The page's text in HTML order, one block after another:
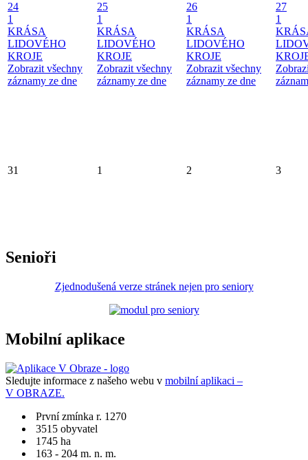
24
1
KRÁSA
LIDOVÉHO
KROJE
Zobrazit všechny
záznamy ze dne
25
1
KRÁSA
LIDOVÉHO
KROJE
Zobrazit všechny
záznamy ze dne
26
1
KRÁSA
LIDOVÉHO
KROJE
Zobrazit všechny
záznamy ze dne
27
1
31 1 2 3
Senioři
Zjednodušená verze stránek nejen pro seniory
Mobilní aplikace
Sledujte informace z našeho webu v mobilní aplikaci –
V OBRAZE.
První zmínka r. 1270
3515 obyvatel
1745 ha
163 - 204 m. n. m.